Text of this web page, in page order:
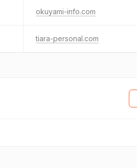
okuyami-info.com
tiara-personal.com